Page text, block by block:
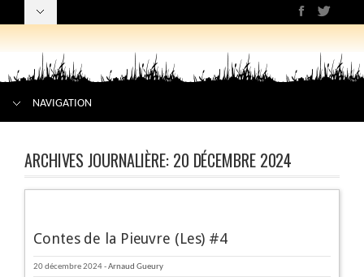
NAVIGATION
ARCHIVES JOURNALIÈRE: 20 DÉCEMBRE 2024
Contes de la Pieuvre (Les) #4
20 décembre 2024-Arnaud Gueury